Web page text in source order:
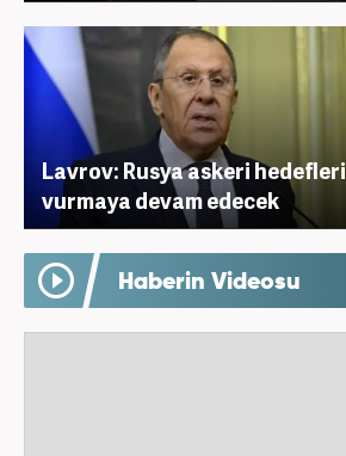
Lavrov: Rusya askeri hedefleri
vurmaya devam edecek
Haberin Videosu